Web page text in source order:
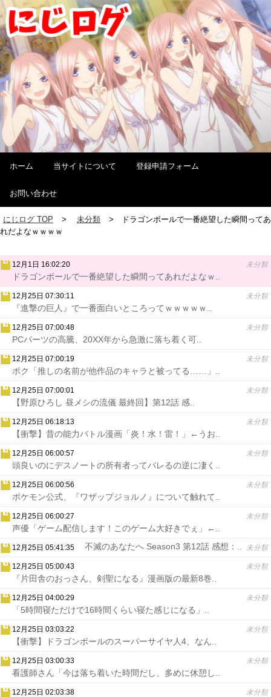
ホーム 当サイトについて 登録申請フォーム
お問い合わせ
にじログ TOP 未分類
ドラゴンボールで一番絶望した瞬間ってあ
れだよなｗｗｗｗ
12月1日 16:02:20 未分類
ドラゴンボールで一番絶望した瞬間ってあれだよなｗ..
12月25日 07:30:11 未分類
『進撃の巨人』で一番面白いところってｗｗｗｗｗ..
12月25日 07:00:48 未分類
PCパーツの高騰、20XX年から急激に落ち着く可..
12月25日 07:00:19 未分類
ボク「推しの名前が他作品のキャラと被ってる……」..
12月25日 07:00:01 未分類
【野原ひろし 昼メシの流儀 最終回】第12話 感..
12月25日 06:18:13 未分類
【衝撃】昔の能力バトル漫画「炎！水！雷！」←うお..
12月25日 06:00:57 未分類
頭良いのにデスノートの所有者ってバレるの逆に凄く..
12月25日 06:00:56 未分類
ポケモン公式、『ワザップジョルノ』について触れて..
12月25日 06:00:27 未分類
声優「ゲーム配信します！このゲーム大好きでぇ」←..
12月25日 05:41:35 未分類
不滅のあなたへ Season3 第12話 感想：..
12月25日 05:00:43 未分類
『片田舎のおっさん、剣聖になる』漫画版の最新8巻..
12月25日 04:00:29 未分類
「5時間寝ただけで16時間くらい寝た感じになる」..
12月25日 03:03:22 未分類
【衝撃】ドラゴンボールのスーパーサイヤ人4、なん..
12月25日 03:00:33 未分類
看護師さん「今は落ち着いた時間だし、多めに休憩し..
12月25日 02:03:38 未分類